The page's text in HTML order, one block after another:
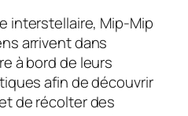
interstellaire, Mip-Mip
arrivent dans
à bord de leurs
afin de découvrir
de récolter des